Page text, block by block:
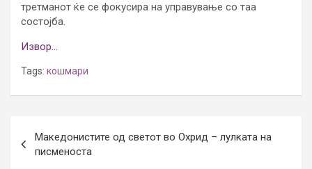
третманот ќе се фокусира на управување со таа
состојба.
Извор…
Tags: кошмари
navigation
Македонистите од светот во Охрид – лулката на
писменоста